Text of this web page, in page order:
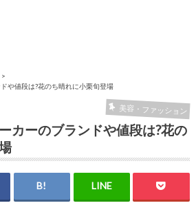
や値段は?花のち晴れに小栗旬登場
美容・ファッション
カーのブランドや値段は?花の